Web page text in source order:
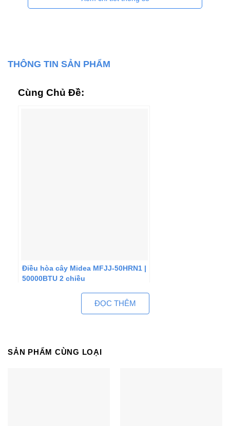
THÔNG TIN SẢN PHẨM
Cùng Chủ Đề:
Điều hòa cây Midea MFJJ-50HRN1 |
50000BTU 2 chiều
ĐỌC THÊM
SẢN PHẨM CÙNG LOẠI